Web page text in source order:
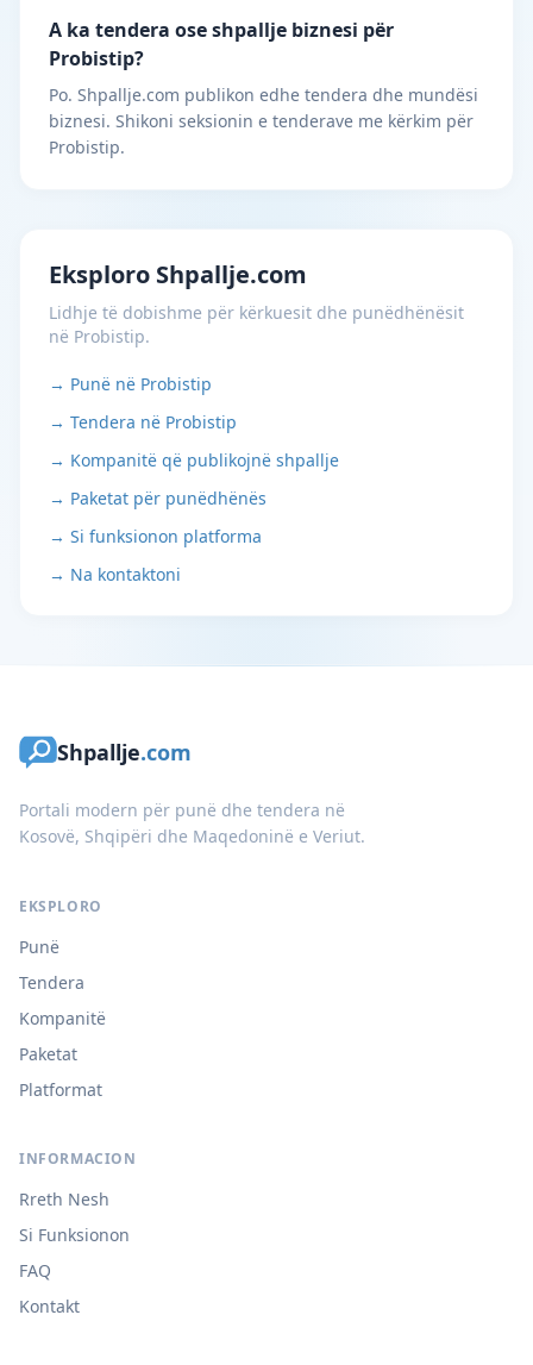
A ka tendera ose shpallje biznesi për
Probistip?
Po. Shpallje.com publikon edhe tendera dhe mundësi
biznesi. Shikoni seksionin e tenderave me kërkim për
Probistip.
Eksploro Shpallje.com
Lidhje të dobishme për kërkuesit dhe punëdhënësit
në Probistip.
→ Punë në Probistip
→ Tendera në Probistip
→ Kompanitë që publikojnë shpallje
→ Paketat për punëdhënës
→ Si funksionon platforma
→ Na kontaktoni
Shpallje.com
Portali modern për punë dhe tendera në
Kosovë, Shqipëri dhe Maqedoninë e Veriut.
EKSPLORO
Punë
Tendera
Kompanitë
Paketat
Platformat
INFORMACION
Rreth Nesh
Si Funksionon
FAQ
Kontakt